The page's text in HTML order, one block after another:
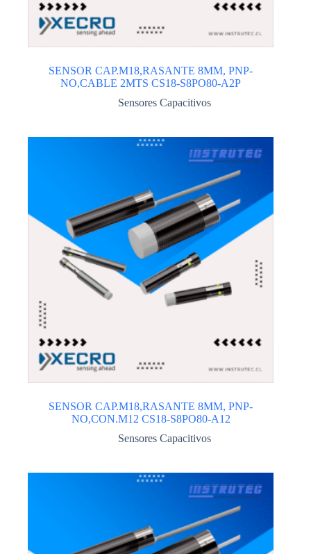
SENSOR CAP.M18,RASANTE 8MM, PNP-
NO,CABLE 2MTS CS18-S8PO80-A2P
Sensores Capacitivos
SENSOR CAP.M18,RASANTE 8MM, PNP-
NO,CON.M12 CS18-S8PO80-A12
Sensores Capacitivos